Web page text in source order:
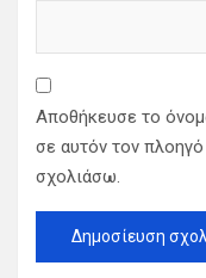
Αποθήκευσε το
σε αυτόν τον
σχολιάσω.